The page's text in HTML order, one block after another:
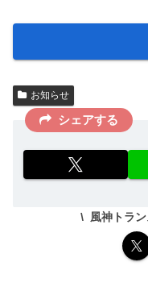
お知らせ
シェアする
風神トラ